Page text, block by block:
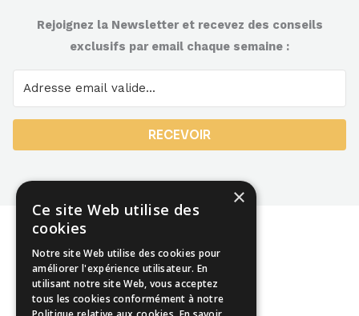
Rejoignez la Newsletter et recevez des conseils
exclusifs par email chaque semaine :
RECEVOIR
Mentions légales
×
Ce site Web utilise des
cookies
Notre site Web utilise des cookies pour
améliorer l'expérience utilisateur. En
utilisant notre site Web, vous acceptez
tous les cookies conformément à notre